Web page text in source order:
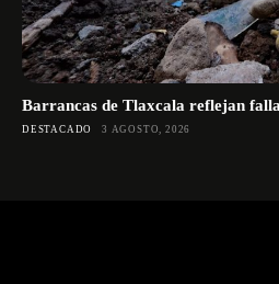
Barrancas de Tlaxcala reflejan
DESTACADO 3 AGOSTO, 2026